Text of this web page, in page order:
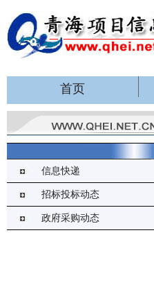
首页
信息快递
招标投标动态
政府采购动态